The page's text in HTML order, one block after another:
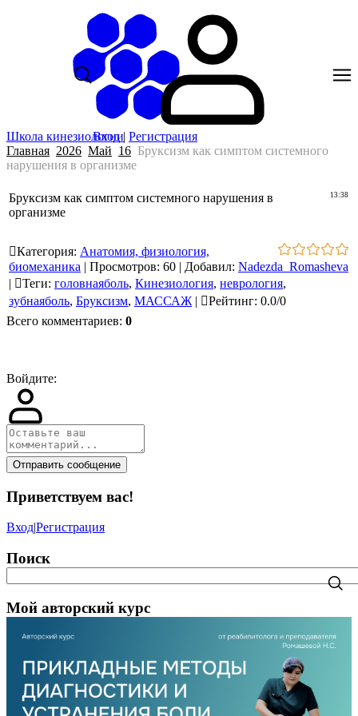
Школа кинезиологии
Вход| Регистрация
Главная 2026 Май 16 Бруксизм как симптом системного
нарушения в организме
13:38
Бруксизм как симптом системного нарушения в
организме
Категория: Анатомия, физиология,
биомеханика | Просмотров: 60 | Добавил: Nadezda_Romasheva
|
Теги: головнаяболь, Кинезиология, неврология,
зубнаяболь, Бруксизм, МАССАЖ | Рейтинг: 0.0/0
Всего комментариев: 0
Войдите:
Отправить сообщение
Приветствуем вас!
Вход|Регистрация
Поиск
Мой авторский курс